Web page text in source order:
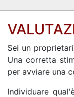
Sei un
Una corretta
per avviare una
Individuare